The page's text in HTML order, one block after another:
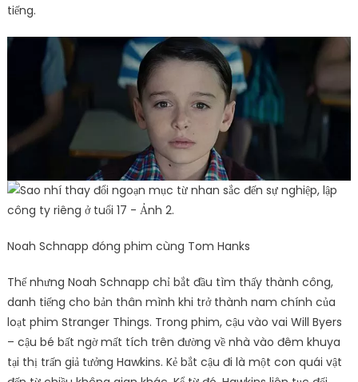
tiếng.
Noah Schnapp đóng phim cùng Tom Hanks
Thế nhưng Noah Schnapp chỉ bắt đầu tìm thấy thành công,
danh tiếng cho bản thân mình khi trở thành nam chính của
loạt phim Stranger Things. Trong phim, cậu vào vai Will Byers
– cậu bé bất ngờ mất tích trên đường về nhà vào đêm khuya
tại thị trấn giả tưởng Hawkins. Kẻ bắt cậu đi là một con quái vật